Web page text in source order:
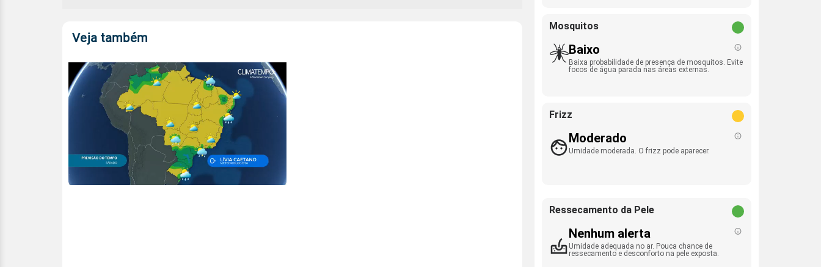
Veja também
Mosquitos
Baixo
Baixa probabilidade de presença de mosquitos. Evite
focos de água parada nas áreas externas.
Frizz
Moderado
Umidade moderada. O frizz pode aparecer.
Ressecamento da Pele
Nenhum alerta
Umidade adequada no ar. Pouca chance de
ressecamento e desconforto na pele exposta.